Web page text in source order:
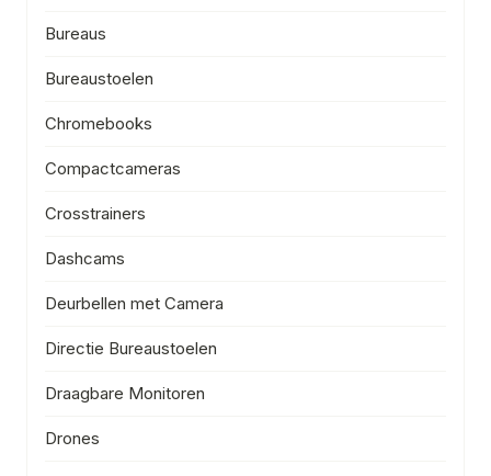
Bureaus
Bureaustoelen
Chromebooks
Compactcameras
Crosstrainers
Dashcams
Deurbellen met Camera
Directie Bureaustoelen
Draagbare Monitoren
Drones